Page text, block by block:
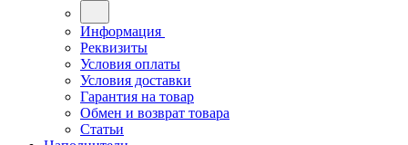
Информация
Реквизиты
Условия оплаты
Условия доставки
Гарантия на товар
Обмен и возврат товара
Статьи